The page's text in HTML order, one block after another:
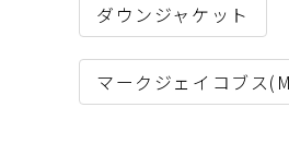
ダウンジャケット
マークジェイコブス